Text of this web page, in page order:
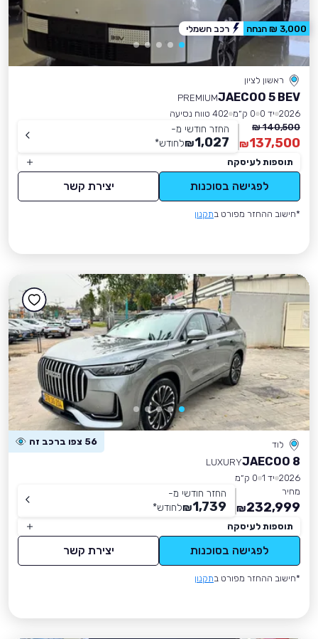
ראשון לציון
JAECOO 5 BEV
PREMIUM
2026 יד 0 0 ק״מ
402 טווח נסיעה
140,500 ₪
137,500
₪
החזר חודשי מ-
1,027
₪לחודש*
תוספות לעיסקה
לפגישה בסוכנות יצירת קשר
*חישוב ההחזר מפורט בתקנון
3,000 ₪ הנחה רכב חשמלי
לוד 56 צפו ברכב זה
JAECOO 8
LUXURY
2026 יד 1
0 ק״מ
מחיר
232,999
₪
החזר חודשי מ-
1,739
₪לחודש*
תוספות לעיסקה
לפגישה בסוכנות יצירת קשר
*חישוב ההחזר מפורט בתקנון